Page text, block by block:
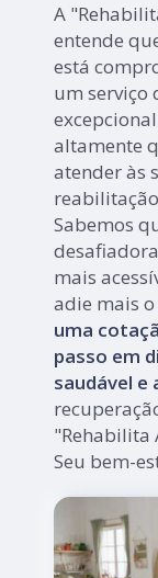
A
entende
está
um serviço
altamente
atender às
Sabemos
mais
adie mais
uma
passo em
saudável e
"Rehabilita
Seu bem-